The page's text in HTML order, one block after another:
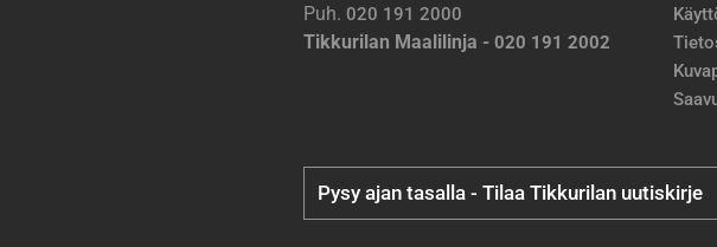
Puh. 020 191 2000
Tikkurilan Maalilinja - 020 191 2002
Pysy ajan tasalla - Tilaa Tikkurilan uutiskirje